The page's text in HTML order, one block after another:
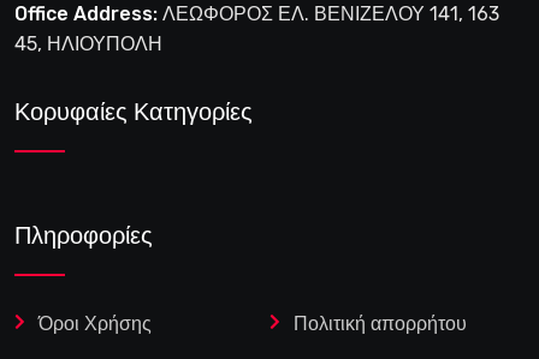
Office Address: ΛΕΩΦΟΡΟΣ ΕΛ. ΒΕΝΙΖΕΛΟΥ 141, 163
45, ΗΛΙΟΥΠΟΛΗ
Κορυφαίες Κατηγορίες
Πληροφορίες
Όροι Χρήσης Πολιτική απορρήτου